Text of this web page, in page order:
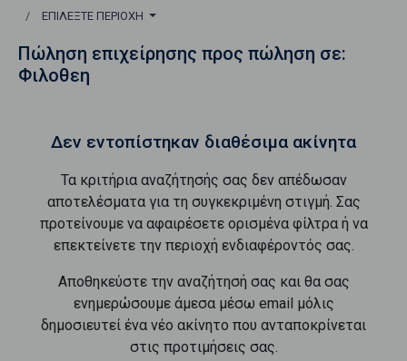
ΕΠΙΛΈΞΤΕ ΠΕΡΙΟΧΉ
Πώληση επιχείρησης προς πώληση σε:
Φιλοθεη
Δεν εντοπίστηκαν διαθέσιμα ακίνητα
Τα κριτήρια αναζήτησής σας δεν απέδωσαν
αποτελέσματα για τη συγκεκριμένη στιγμή. Σας
προτείνουμε να αφαιρέσετε ορισμένα φίλτρα ή να
επεκτείνετε την περιοχή ενδιαφέροντός σας.
Αποθηκεύστε την αναζήτησή σας και θα σας
ενημερώσουμε άμεσα μέσω email μόλις
δημοσιευτεί ένα νέο ακίνητο που ανταποκρίνεται
στις προτιμήσεις σας.